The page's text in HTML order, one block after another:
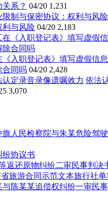
系？ 04/20 1,231
利与风险 04/20 2,183
《入职登记表》填写虚假信
合同吗 04/20 2,428
依法
3,070
旗人民检察院与朱某危险驾
纷协议书
返还原物纠纷二审民事判决
旅游合同示范文本旅行社单
与陈某某追偿权纠纷一审民